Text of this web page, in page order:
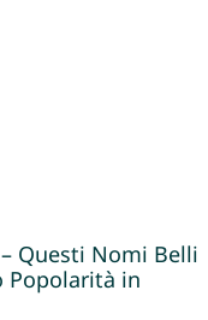
Questi Nomi Belli
Popolarità in